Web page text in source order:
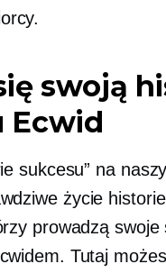
swoją
Ecwid
sukcesu” na
życie
prowadzą swoje
Tutaj